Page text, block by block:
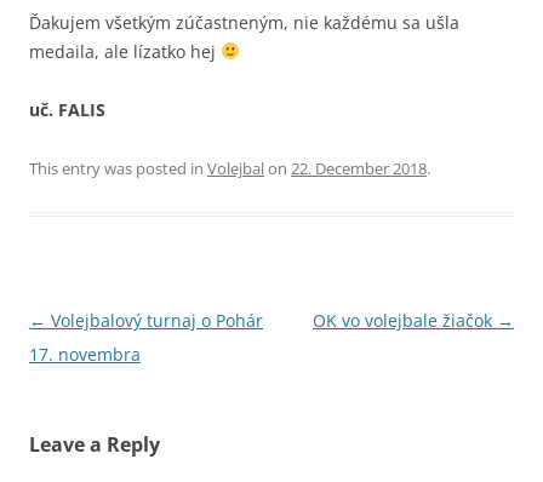
Ďakujem všetkým zúčastneným, nie každému sa ušla
medaila, ale lízatko hej
uč. FALIS
This entry was posted in Volejbalon 22. December 2018.
Post
navigation
← Volejbalový turnaj o Pohár
17. novembra
OK vo volejbale žiačok →
Leave a Reply